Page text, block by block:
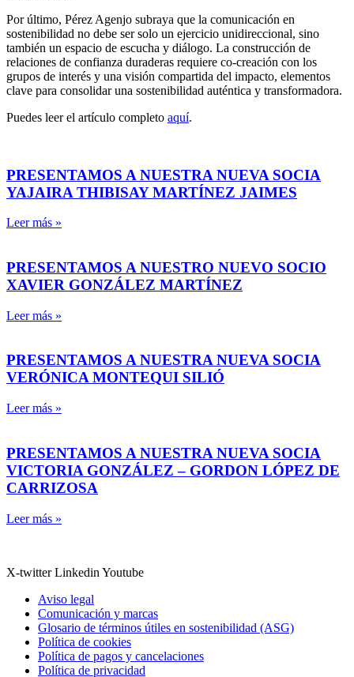
Por último, Pérez Agenjo subraya que la comunicación en
sostenibilidad no debe ser solo un ejercicio unidireccional, sino
también un espacio de escucha y diálogo. La construcción de
relaciones de confianza duraderas requiere co-creación con los
grupos de interés y una visión compartida del impacto, elementos
clave para consolidar una sostenibilidad auténtica y transformadora.
Puedes leer el artículo completo aquí.
PRESENTAMOS A NUESTRA NUEVA SOCIA
YAJAIRA THIBISAY MARTÍNEZ JAIMES
Leer más »
PRESENTAMOS A NUESTRO NUEVO SOCIO
XAVIER GONZÁLEZ MARTÍNEZ
Leer más »
PRESENTAMOS A NUESTRA NUEVA SOCIA
VERÓNICA MONTEQUI SILIÓ
Leer más »
PRESENTAMOS A NUESTRA NUEVA SOCIA
VICTORIA GONZÁLEZ – GORDON LÓPEZ DE
CARRIZOSA
Leer más »
X-twitter Linkedin Youtube
Aviso legal
Comunicación y marcas
Glosario de términos útiles en sostenibilidad (ASG)
Política de cookies
Política de pagos y cancelaciones
Política de privacidad